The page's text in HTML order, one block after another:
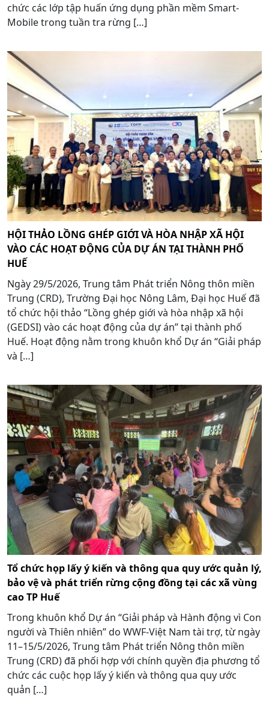
chức các lớp tập huấn ứng dụng phần mềm Smart-
Mobile trong tuần tra rừng […]
HỘI THẢO LỒNG GHÉP GIỚI VÀ HÒA NHẬP XÃ HỘI
VÀO CÁC HOẠT ĐỘNG CỦA DỰ ÁN TẠI THÀNH PHỐ
HUẾ
Ngày 29/5/2026, Trung tâm Phát triển Nông thôn miền
Trung (CRD), Trường Đại học Nông Lâm, Đại học Huế đã
tổ chức hội thảo “Lồng ghép giới và hòa nhập xã hội
(GEDSI) vào các hoạt động của dự án” tại thành phố
Huế. Hoạt động nằm trong khuôn khổ Dự án “Giải pháp
và […]
Tổ chức họp lấy ý kiến và thông qua quy ước quản lý,
bảo vệ và phát triển rừng cộng đồng tại các xã vùng
cao TP Huế
Trong khuôn khổ Dự án “Giải pháp và Hành động vì Con
người và Thiên nhiên” do WWF-Việt Nam tài trợ, từ ngày
11–15/5/2026, Trung tâm Phát triển Nông thôn miền
Trung (CRD) đã phối hợp với chính quyền địa phương tổ
chức các cuộc họp lấy ý kiến và thông qua quy ước
quản […]